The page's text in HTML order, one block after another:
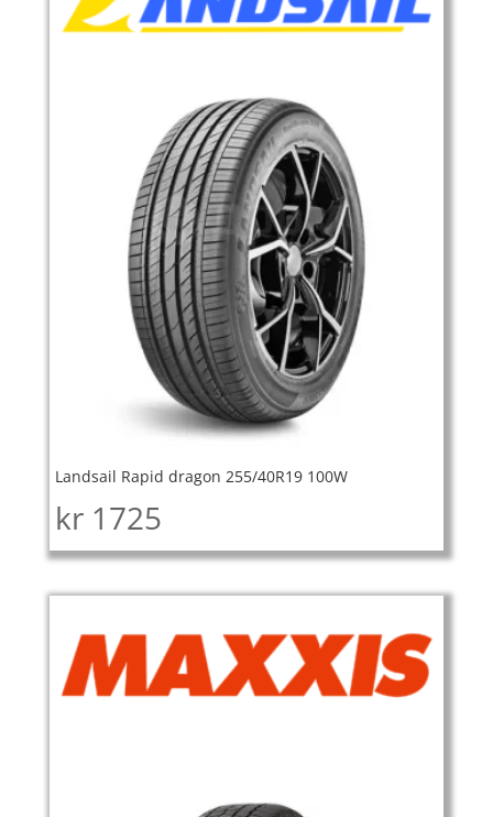
Landsail Rapid dragon 255/40R19 100W
kr 1725